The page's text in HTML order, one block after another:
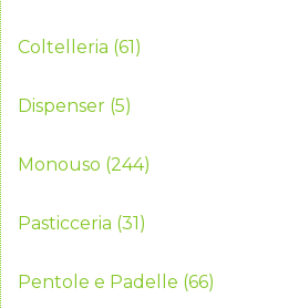
Coltelleria (61)
Dispenser (5)
Monouso (244)
Pasticceria (31)
Pentole e Padelle (66)